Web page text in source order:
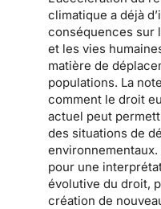
climatique a déjà
conséquences sur
et les vies
matière de
populations. La
comment le droit
actuel peut
des situations de
environnementaux.
pour une
évolutive du droit,
création de